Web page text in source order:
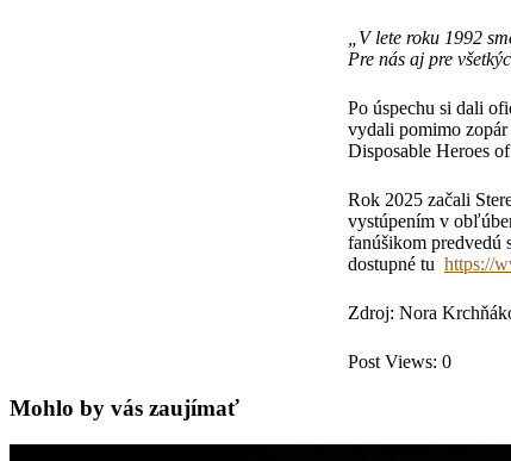
„V lete roku 1992
Pre nás aj pre
Po úspechu si dali
vydali pomimo
Disposable Heroes
Rok 2025 začali
vystúpením v
fanúšikom predvedú
dostupné tu https://
Zdroj: Nora
Post Views: 0
Mohlo by vás zaujímať